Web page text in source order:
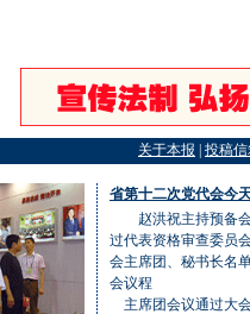
关于本报 投稿
省第十二次党代会今
赵洪祝主持预备
过代表资格审查委员
会主席团、秘书长名
会议程
主席团会议通过大